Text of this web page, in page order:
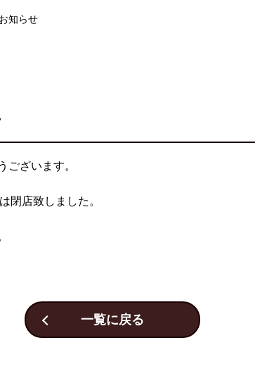
知らせ
ざいます。
閉店致しました。
一覧に戻る